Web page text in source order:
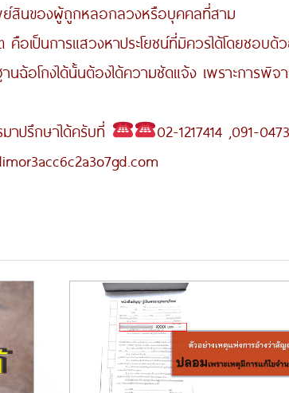
ของผู้ถูกหลอกลวงหรือบุคคลที่สาม
ป็นการแสวงหาประโยชน์ที่มิควรได้โดยชอบด้
กงได้นั้นต้องได้ความชัดแจ้ง เพราะการพิจ
าปรึกษาได้ครับที่
02-1217414 ,091-